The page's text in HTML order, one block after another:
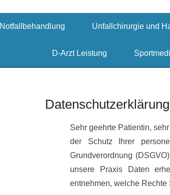
Notfallbehandlung Unfallchirurgie und
D-Arzt Leistung
Datenschutzerklärung
Sehr geehrte Patientin,
der Schutz Ihrer
Grundverordnung
unsere Praxis Daten
entnehmen, welche